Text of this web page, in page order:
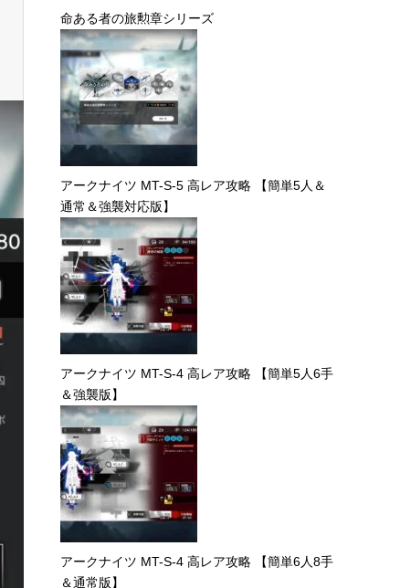
命ある者の旅勲章シリーズ
アークナイツ MT-S-5 高レア攻略 【簡単5人＆
通常＆強襲対応版】
アークナイツ MT-S-4 高レア攻略 【簡単5人6手
＆強襲版】
アークナイツ MT-S-4 高レア攻略 【簡単6人8手
＆通常版】